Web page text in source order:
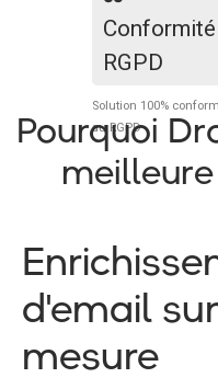
Conformité
RGPD
Solution 100%
au RGPD
Pourquoi
d'email sur
mesure